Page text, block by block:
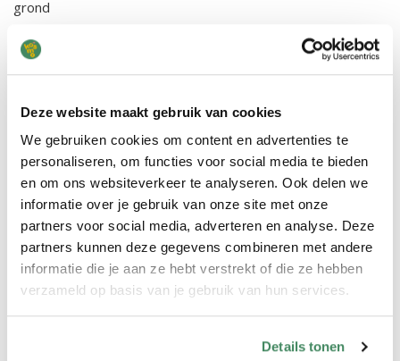
Deze website maakt gebruik van cookies
We gebruiken cookies om content en advertenties te
personaliseren, om functies voor social media te bieden
en om ons websiteverkeer te analyseren. Ook delen we
informatie over je gebruik van onze site met onze
partners voor social media, adverteren en analyse. Deze
partners kunnen deze gegevens combineren met andere
informatie die je aan ze hebt verstrekt of die ze hebben
verzameld op basis van je gebruik van hun services.
Details tonen
grond
(sprong)
Kringlied
Kom maar in de kring, kring, kring
en luister wat ik zing, zing, zing,
goedemorgen samen,
dan noem ik jullie namen.
Goedemorgenlied
Goedemorgen allemaal
hebben jullie lekker geslapen,